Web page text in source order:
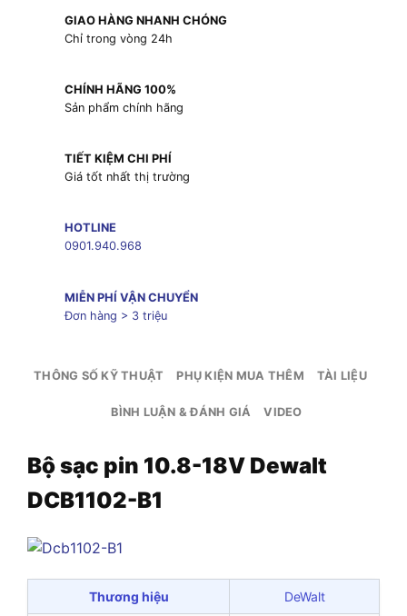
GIAO HÀNG NHANH CHÓNG
Chỉ trong vòng 24h
CHÍNH HÃNG 100%
Sản phẩm chính hãng
TIẾT KIỆM CHI PHÍ
Giá tốt nhất thị trường
HOTLINE
0901.940.968
MIỄN PHÍ VẬN CHUYỂN
Đơn hàng > 3 triệu
THÔNG SỐ KỸ THUẬT PHỤ KIỆN MUA THÊM TÀI LIỆU
BÌNH LUẬN & ĐÁNH GIÁ VIDEO
Bộ sạc pin 10.8-18V Dewalt
DCB1102-B1
Thương hiệu DeWalt